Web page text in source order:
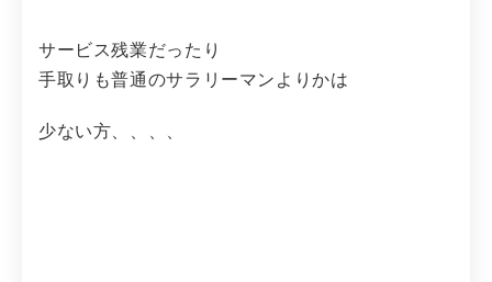
サービス残業だったり
手取りも普通のサラリーマンよりかは
少ない方、、、、